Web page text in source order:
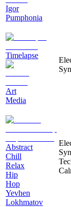
Igor
Pumphonia
Timelapse
Art
Media
Abstract
Chill
Relax
Hip
Hop
Yevhen
Lokhmatov